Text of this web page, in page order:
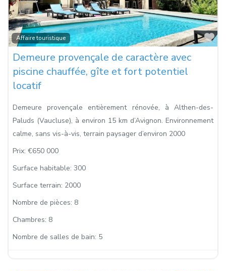
Affaire touristique
Demeure provençale de caractère avec
piscine chauffée, gîte et fort potentiel
locatif
Demeure provençale entièrement rénovée, à Althen-des-
Paluds (Vaucluse), à environ 15 km d’Avignon. Environnement
calme, sans vis-à-vis, terrain paysager d’environ 2000
Prix: €650 000
Surface habitable: 300
Surface terrain: 2000
Nombre de pièces: 8
Chambres: 8
Nombre de salles de bain: 5